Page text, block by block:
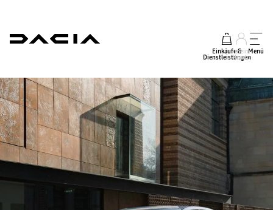
Einkäufe &
Dienstleistungen
mein
Konto
Menü